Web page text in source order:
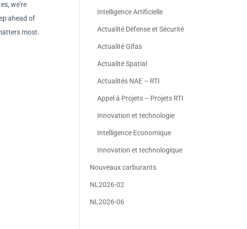
we’re
ahead of
most.
Intelligence Artificielle
Actualité Défense et Sécurité
Actualité Gifas
Actualité Spatial
Actualités NAE – RTI
Appel à Projets – Projets RTI
Innovation et technologie
Intelligence Economique
Innovation et technologique
Nouveaux carburants
NL2026-02
NL2026-06